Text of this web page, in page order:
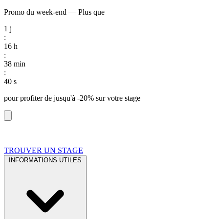
Promo du week-end — Plus que
1 j
:
16 h
:
38 min
:
39 s
pour profiter de jusqu'à -20% sur votre stage
TROUVER UN STAGE
INFORMATIONS UTILES